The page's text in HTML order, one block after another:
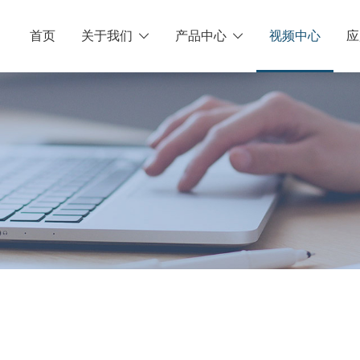
首页 关于我们  产品中心  视频中心